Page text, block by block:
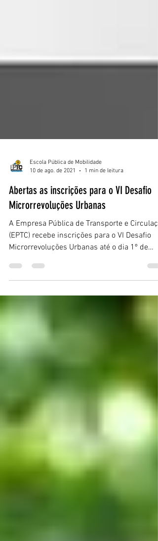
Escola Pública de Mobilidade
10 de ago. de 2021
1 min de leitura
Abertas as inscrições para o VI Desafio
Microrrevoluções Urbanas
(EPTC) recebe inscrições para o VI Desafio
Microrrevoluções Urbanas até o dia 1º de